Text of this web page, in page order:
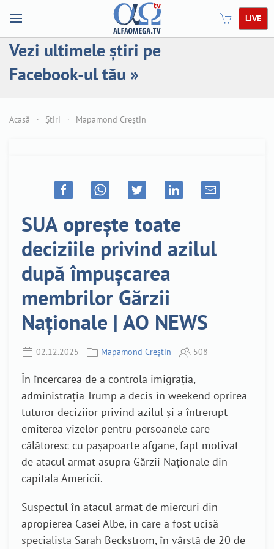
LIVE
Vezi ultimele știri pe
Facebook-ul tău »
Acasă Știri Mapamond Creștin
SUA oprește toate
deciziile privind azilul
după împușcarea
membrilor Gărzii
Naționale | AO NEWS
02.12.2025 Mapamond Creștin 508
În încercarea de a controla imigrația,
administrația Trump a decis în weekend oprirea
tuturor deciziior privind azilul și a întrerupt
emiterea vizelor pentru persoanele care
călătoresc cu pașapoarte afgane, fapt motivat
de atacul armat asupra Gărzii Naționale din
capitala Americii.
Suspectul în atacul armat de miercuri din
apropierea Casei Albe, în care a fost ucisă
specialista Sarah Beckstrom, în vârstă de 20 de